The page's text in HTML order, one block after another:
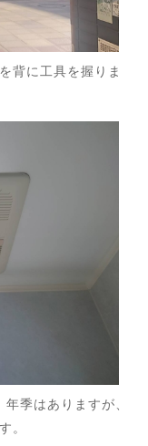
背に工具を握りま
季はありますが、
。